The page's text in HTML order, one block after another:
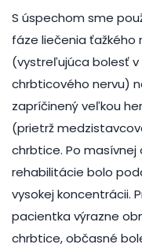
S úspechom sme
fáze liečenia ťažkého
(vystreľujúca bolesť v
chrbticového nervu)
zapríčinený veľkou
(prietrž
chrbtice. Po
rehabilitácie bolo
vysokej koncentrácii.
pacientka výrazne
chrbtice, občasné